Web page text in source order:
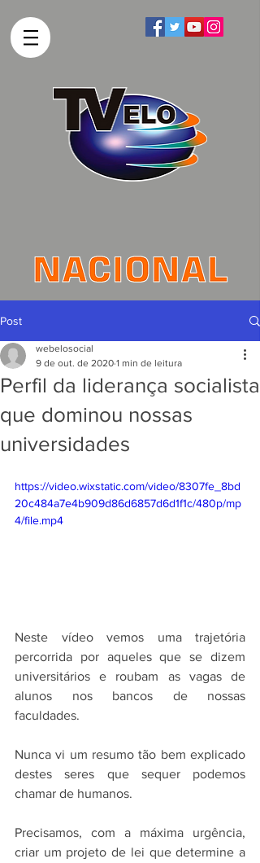
Post
Perfil da liderança socialista
que dominou nossas
universidades
webelosocial
9 de out. de 2020 1 min de leitura
https://video.wixstatic.com/video/8307fe_8bd
20c484a7e4b909d86d6857d6d1f1c/480p/mp
4/file.mp4
Neste vídeo vemos uma trajetória
percorrida por aqueles que se dizem
universitários e roubam as vagas de
alunos nos bancos de nossas
faculdades.
Nunca vi um resumo tão bem explicado
destes seres que sequer podemos
chamar de humanos.
Precisamos, com a máxima urgência,
criar um projeto de lei que determine a